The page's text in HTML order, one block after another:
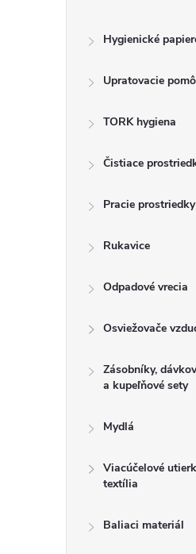
Hygienické
Upratovacie
TORK hygiena
Čistiace
Pracie prostriedky
Rukavice
Odpadové vrecia
Osviežovače
Zásobníky,
a kupeľňové sety
Mydlá
Viacúčelové
textília
Baliaci materiál